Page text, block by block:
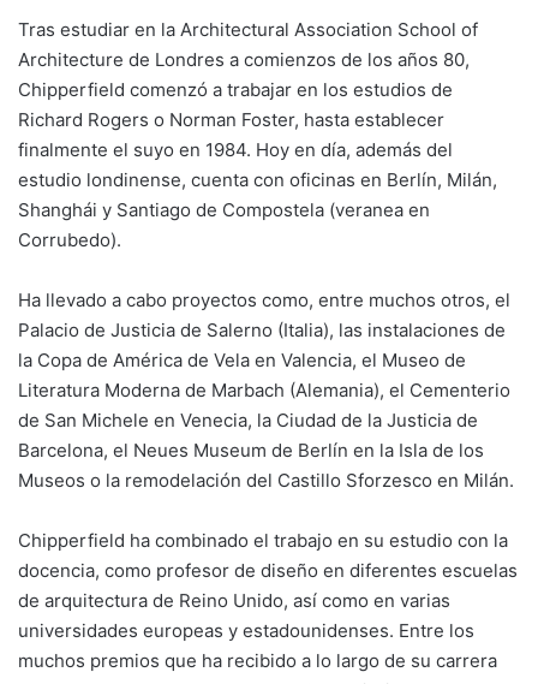
Tras estudiar en la Architectural Association School of
Architecture de Londres a comienzos de los años 80,
Chipperfield comenzó a trabajar en los estudios de
Richard Rogers o Norman Foster, hasta establecer
finalmente el suyo en 1984. Hoy en día, además del
estudio londinense, cuenta con oficinas en Berlín, Milán,
Shanghái y Santiago de Compostela (veranea en
Corrubedo).
Ha llevado a cabo proyectos como, entre muchos otros, el
Palacio de Justicia de Salerno (Italia), las instalaciones de
la Copa de América de Vela en Valencia, el Museo de
Literatura Moderna de Marbach (Alemania), el Cementerio
de San Michele en Venecia, la Ciudad de la Justicia de
Barcelona, el Neues Museum de Berlín en la Isla de los
Museos o la remodelación del Castillo Sforzesco en Milán.
Chipperfield ha combinado el trabajo en su estudio con la
docencia, como profesor de diseño en diferentes escuelas
de arquitectura de Reino Unido, así como en varias
universidades europeas y estadounidenses. Entre los
muchos premios que ha recibido a lo largo de su carrera